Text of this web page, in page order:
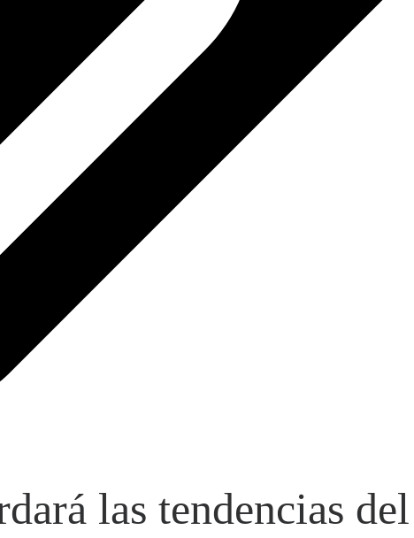
las tendencias del